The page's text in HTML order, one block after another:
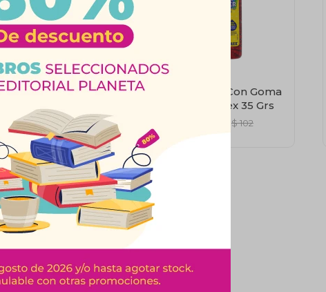
Brillantina Con Goma
$ 92 $ 102
Brillantina Con Goma
Roja Acrilex 35 Grs
$ 102